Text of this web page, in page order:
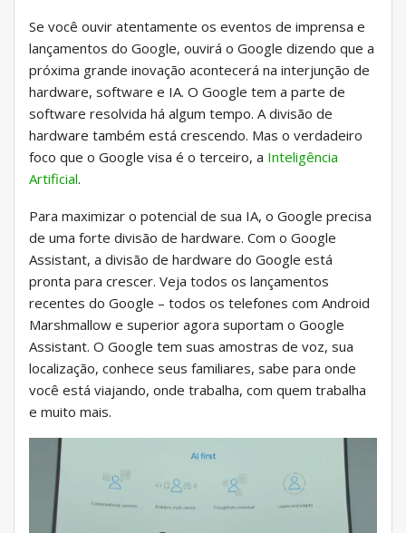
Se você ouvir atentamente os eventos de imprensa e
lançamentos do Google, ouvirá o Google dizendo que a
próxima grande inovação acontecerá na interjunção de
hardware, software e IA. O Google tem a parte de
software resolvida há algum tempo. A divisão de
hardware também está crescendo. Mas o verdadeiro
foco que o Google visa é o terceiro, a Inteligência
Artificial.
Para maximizar o potencial de sua IA, o Google precisa
de uma forte divisão de hardware. Com o Google
Assistant, a divisão de hardware do Google está
pronta para crescer. Veja todos os lançamentos
recentes do Google – todos os telefones com Android
Marshmallow e superior agora suportam o Google
Assistant. O Google tem suas amostras de voz, sua
localização, conhece seus familiares, sabe para onde
você está viajando, onde trabalha, com quem trabalha
e muito mais.